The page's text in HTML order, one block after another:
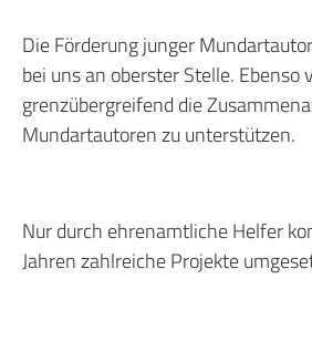
Die Förderung junger
bei uns an oberster Stelle. Ebenso
grenzübergreifend die
Mundartautoren zu unterstützen.
Nur durch ehrenamtliche Helfer
Jahren zahlreiche Projekte